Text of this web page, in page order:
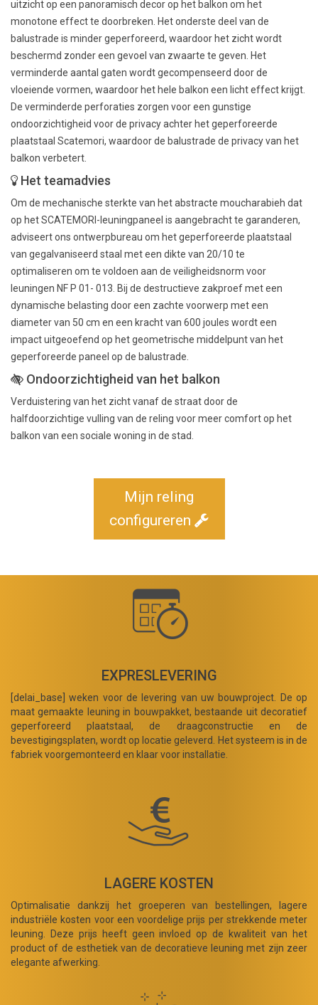
uitzicht op een panoramisch decor op het balkon om het
monotone effect te doorbreken. Het onderste deel van de
balustrade is minder geperforeerd, waardoor het zicht wordt
beschermd zonder een gevoel van zwaarte te geven. Het
verminderde aantal gaten wordt gecompenseerd door de
vloeiende vormen, waardoor het hele balkon een licht effect krijgt.
De verminderde perforaties zorgen voor een gunstige
ondoorzichtigheid voor de privacy achter het geperforeerde
plaatstaal Scatemori, waardoor de balustrade de privacy van het
balkon verbetert.
Het teamadvies
Om de mechanische sterkte van het abstracte moucharabieh dat
op het SCATEMORI-leuningpaneel is aangebracht te garanderen,
adviseert ons ontwerpbureau om het geperforeerde plaatstaal
van gegalvaniseerd staal met een dikte van 20/10 te
optimaliseren om te voldoen aan de veiligheidsnorm voor
leuningen NF P 01- 013. Bij de destructieve zakproef met een
dynamische belasting door een zachte voorwerp met een
diameter van 50 cm en een kracht van 600 joules wordt een
impact uitgeoefend op het geometrische middelpunt van het
geperforeerde paneel op de balustrade.
Ondoorzichtigheid van het balkon
Verduistering van het zicht vanaf de straat door de
halfdoorzichtige vulling van de reling voor meer comfort op het
balkon van een sociale woning in de stad.
Mijn reling
configureren
EXPRESLEVERING
[delai_base] weken voor de levering van uw bouwproject. De op
maat gemaakte leuning in bouwpakket, bestaande uit decoratief
geperforeerd plaatstaal, de draagconstructie en de
bevestigingsplaten, wordt op locatie geleverd. Het systeem is in de
fabriek voorgemonteerd en klaar voor installatie.
LAGERE KOSTEN
Optimalisatie dankzij het groeperen van bestellingen, lagere
industriële kosten voor een voordelige prijs per strekkende meter
leuning. Deze prijs heeft geen invloed op de kwaliteit van het
product of de esthetiek van de decoratieve leuning met zijn zeer
elegante afwerking.